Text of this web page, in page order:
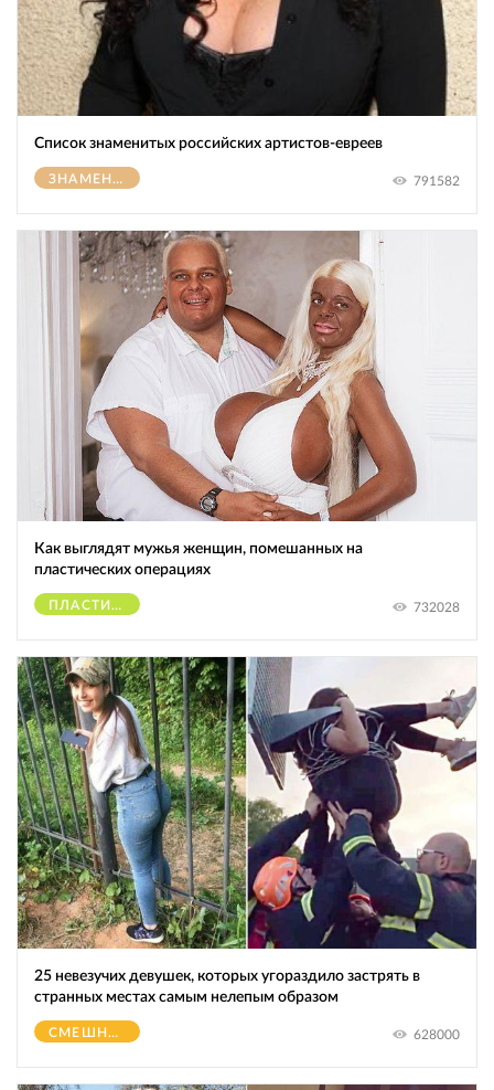
Список знаменитых российских артистов-евреев
ЗНАМЕНИТОСТИ 791582
Как выглядят мужья женщин, помешанных на
пластических операциях
ПЛАСТИЧЕСКИЕ ОПЕРАЦИИ 732028
25 невезучих девушек, которых угораздило застрять в
странных местах самым нелепым образом
СМЕШНОЕ 628000